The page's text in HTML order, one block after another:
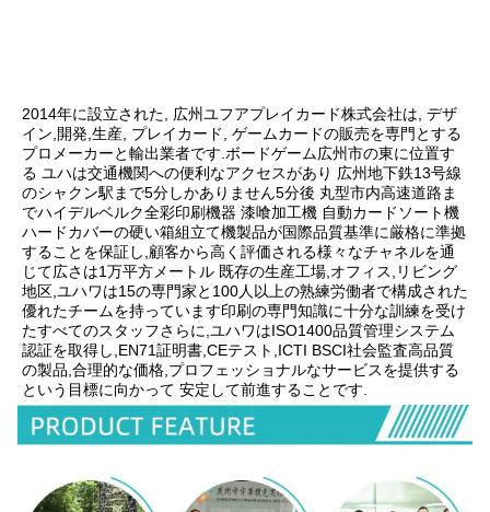
2014年に設立された, 広州ユフアプレイカード株式会社は, デザ
イン,開発,生産, プレイカード, ゲームカードの販売を専門とする
プロメーカーと輸出業者です.ボードゲーム広州市の東に位置す
る ユハは交通機関への便利なアクセスがあり 広州地下鉄13号線
のシャクン駅まで5分しかありません5分後 丸型市内高速道路ま
でハイデルベルク全彩印刷機器 漆喰加工機 自動カードソート機
ハードカバーの硬い箱組立て機製品が国際品質基準に厳格に準拠
することを保証し,顧客から高く評価される様々なチャネルを通
じて広さは1万平方メートル 既存の生産工場,オフィス,リビング
地区,ユハワは15の専門家と100人以上の熟練労働者で構成された
優れたチームを持っています印刷の専門知識に十分な訓練を受け
たすべてのスタッフさらに,ユハワはISO1400品質管理システム
認証を取得し,EN71証明書,CEテスト,ICTI BSCI社会監査高品質
の製品,合理的な価格,プロフェッショナルなサービスを提供する
という目標に向かって 安定して前進することです.